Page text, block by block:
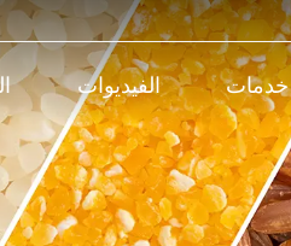
الفيديوات خدمات